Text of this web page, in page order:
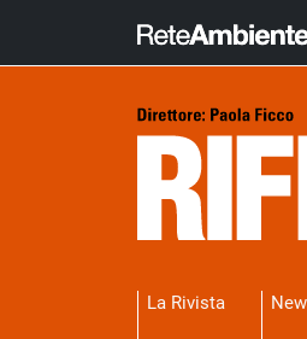
La Rivista